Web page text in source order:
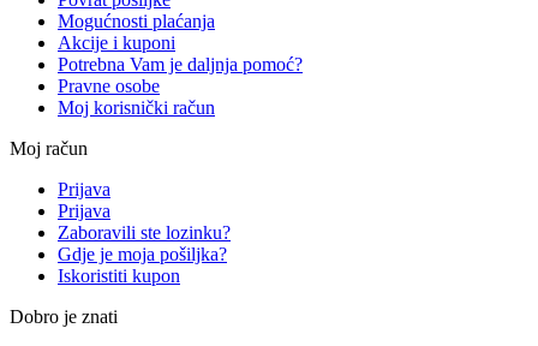
Mogućnosti plaćanja
Akcije i kuponi
Potrebna Vam je daljnja pomoć?
Pravne osobe
Moj korisnički račun
Moj račun
Prijava
Prijava
Zaboravili ste lozinku?
Gdje je moja pošiljka?
Iskoristiti kupon
Dobro je znati